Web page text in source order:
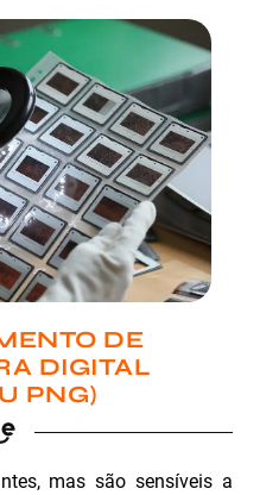
DE
DIGITAL
PNG)
mas são sensíveis a